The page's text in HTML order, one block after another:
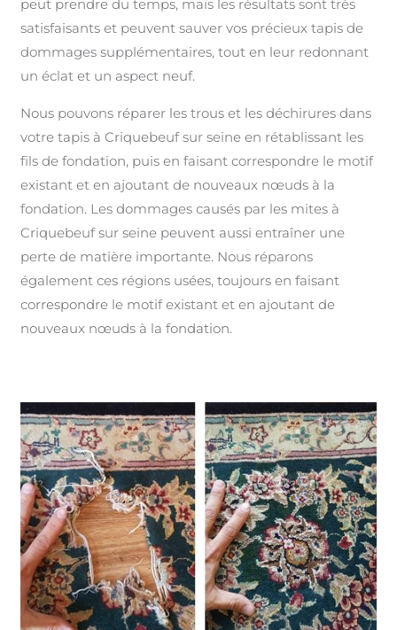
peut prendre du temps, mais les résultats sont très
satisfaisants et peuvent sauver vos précieux tapis de
dommages supplémentaires, tout en leur redonnant
un éclat et un aspect neuf.
Nous pouvons réparer les trous et les déchirures dans
votre tapis à Criquebeuf sur seine en rétablissant les
fils de fondation, puis en faisant correspondre le motif
existant et en ajoutant de nouveaux nœuds à la
fondation. Les dommages causés par les mites à
Criquebeuf sur seine peuvent aussi entraîner une
perte de matière importante. Nous réparons
également ces régions usées, toujours en faisant
correspondre le motif existant et en ajoutant de
nouveaux nœuds à la fondation.